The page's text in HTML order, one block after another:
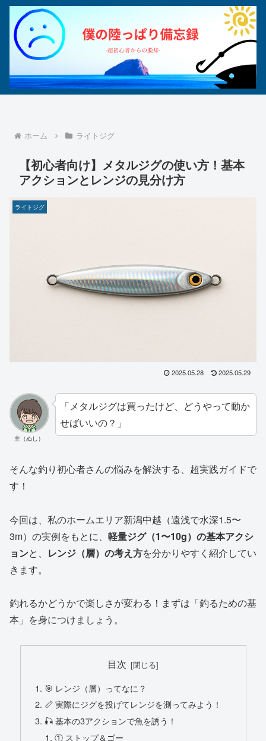
ホーム ライトジグ
【初心者向け】メタルジグの使い方！基本
アクションとレンジの見分け方
ライトジグ
2025.05.28 2025.05.29
主（ぬし）
「メタルジグは買ったけど、どうやって動か
せばいいの？」
そんな釣り初心者さんの悩みを解決する、超実践ガイドで
す！
今回は、私のホームエリア新潟中越（遠浅で水深1.5〜
3m）の実例をもとに、 軽量ジグ（1〜10g）の基本アクシ
ョンと、 レンジ（層）の考え方を分かりやすく紹介してい
きます。
釣れるかどうかで楽しさが変わる！まずは「釣るための基
本」を身につけましょう。
目次
🎯 レンジ（層）ってなに？
📏 実際にジグを投げてレンジを測ってみよう！
🎣 基本の3アクションで魚を誘う！
① ストップ＆ゴー